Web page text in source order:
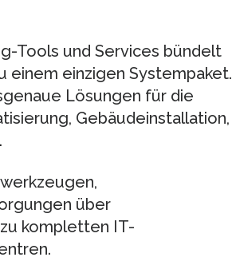
Tools und Services bündelt
einzigen Systempaket.
Lösungen für die
Gebäudeinstallation,
über
kompletten IT-